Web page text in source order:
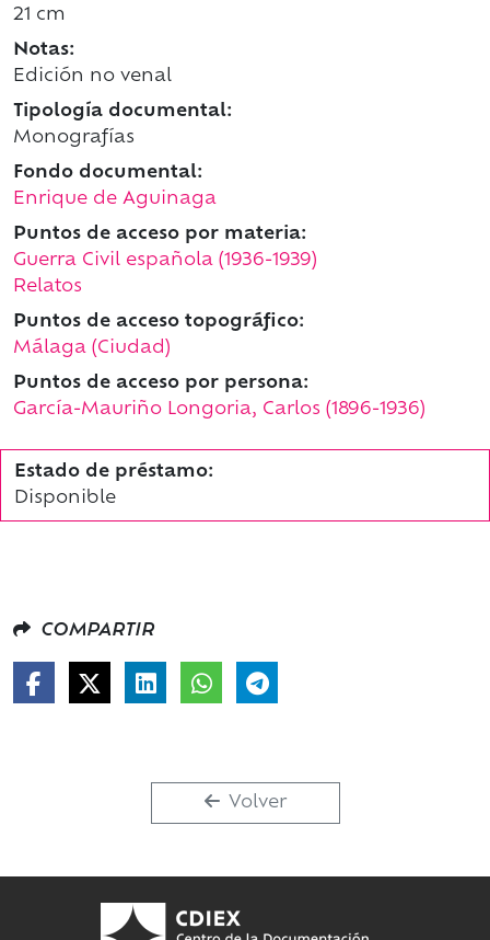
21 cm
Notas:
Edición no venal
Tipología documental:
Monografías
Fondo documental:
Enrique de Aguinaga
Puntos de acceso por materia:
Guerra Civil española (1936-1939)
Relatos
Puntos de acceso topográfico:
Málaga (Ciudad)
Puntos de acceso por persona:
García-Mauriño Longoria, Carlos (1896-1936)
Estado de préstamo:
Disponible
COMPARTIR
Volver